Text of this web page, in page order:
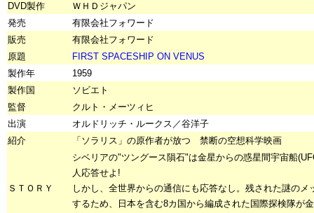
DVD製作
ＷＨＤジャパン
発売
有限会社フォワード
販売
有限会社フォワード
原題
FIRST SPACESHIP ON VENUS
製作年
1959
製作国
ソビエト
監督
クルト・メーツィヒ
出演
オルドリッチ・ルークス／谷洋子
紹介
「ソラリス」の原作者が放つ 禁断の空想科学映画
ＳＴＯＲＹ
シベリアの"ツングース隕石"は金星からの惑星間宇宙船
人応答せよ!
しかし、全世界からの通信にも応答なし。残された謎のメ
するため、日本を含む8カ国から編成された国際探検隊が